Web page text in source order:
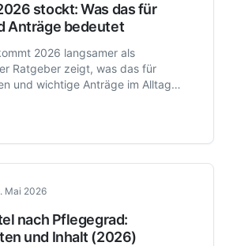
stockt: Was das für
Anträge bedeutet
2026 langsamer als
Ratgeber zeigt, was das für
und wichtige Anträge im Alltag
Mai 2026
nach Pflegegrad:
und Inhalt (2026)